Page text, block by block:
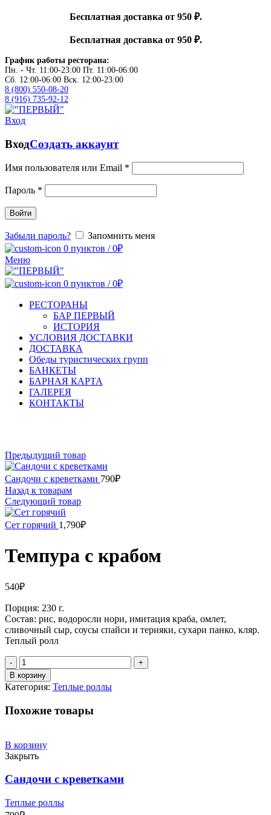
Бесплатная доставка от 950 ₽.
Бесплатная доставка от 950 ₽.
График работы ресторана:
Пн. - Чт. 11:00-23:00 Пт. 11:00-06:00
Сб. 12:00-06:00 Вск. 12:00-23:00
8 (800) 550-08-20
8 (916) 735-92-12
Вход
ВходСоздать аккаунт
Имя пользователя или Email *
Пароль *
Войти
Забыли пароль?
Запомнить меня
0 пунктов / 0₽
Меню
0 пунктов / 0₽
РЕСТОРАНЫ
БАР ПЕРВЫЙ
ИСТОРИЯ
УСЛОВИЯ ДОСТАВКИ
ДОСТАВКА
Обеды туристических групп
БАНКЕТЫ
БАРНАЯ КАРТА
ГАЛЕРЕЯ
КОНТАКТЫ
Предыдущий товар
Сандочи с креветками 790₽
Назад к товарам
Следующий товар
Сет горячий 1,790₽
Темпура с крабом
540₽
Порция: 230 г.
Состав: рис, водоросли нори, имитация краба, омлет,
сливочный сыр, соусы спайси и терияки, сухари панко, кляр.
Теплый ролл
Количество
В корзину
Категория: Теплые роллы
Похожие товары
В корзину
Закрыть
Сандочи с креветками
Теплые роллы